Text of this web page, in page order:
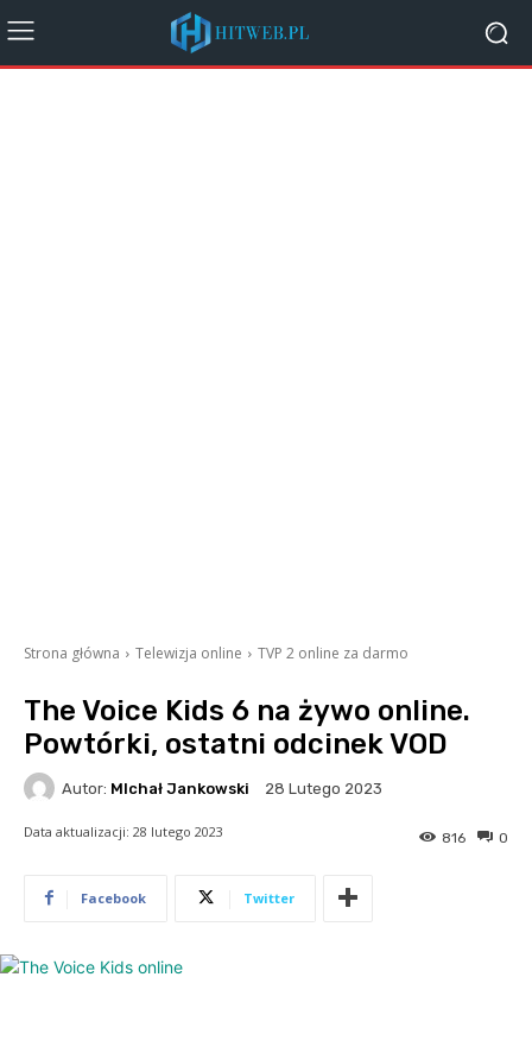
Strona główna Telewizja online TVP 2 online za darmo
The Voice Kids 6 na żywo online.
Powtórki, ostatni odcinek VOD
Autor: MIchał Jankowski 28 Lutego 2023
Data aktualizacji: 28 lutego 2023 0
816
Facebook Twitter